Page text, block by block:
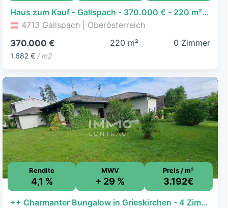
Haus zum Kauf - Gallspach - 370.000 € - 220 m², 523 m² Grundstück
4713 Gallspach | Oberösterreich
370.000 €
1.682 € / m2
220 m² 0 Zimmer
Rendite
4,1 %
MWV
+ 29 %
Preis / m²
3.192€
++ Charmanter Bungalow in Grieskirchen - 4 Zimmer, Terrasse, Garage, 125m² Wohnfläche ++